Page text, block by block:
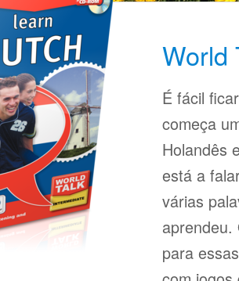
World
É fácil
começa
Holandês
está a
várias
aprendeu.
para